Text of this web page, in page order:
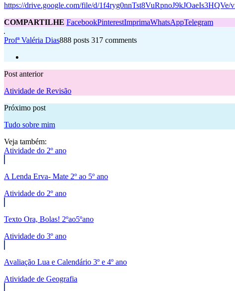
https://drive.google.com/file/d/1f4ryg0nnTst8VuRpnoJ9kJOaeIs3HQVe/
COMPARTILHE FacebookPinterestImprimaWhatsAppTelegram
Profª Valéria Dias888 posts 317 comments
Post anterior
Atividade de Revisão
Próximo post
Tudo sobre mim
Veja também:
Atividade do 2º ano
A Lenda Erva- Mate 2º ao 5º ano
Atividade do 2º ano
Texto Ora, Bolas! 2ºao5ºano
Atividade do 3º ano
Avaliação Lua e Calendário 3º e 4º ano
Atividade de Geografia